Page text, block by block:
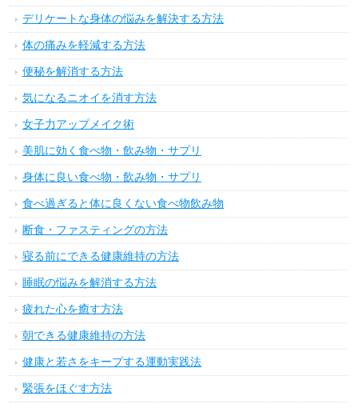
デリケートな身体の悩みを解決する方法
体の痛みを軽減する方法
便秘を解消する方法
気になるニオイを消す方法
女子力アップメイク術
美肌に効く食べ物・飲み物・サプリ
身体に良い食べ物・飲み物・サプリ
食べ過ぎると体に良くない食べ物飲み物
断食・ファスティングの方法
寝る前にできる健康維持の方法
睡眠の悩みを解消する方法
疲れた心を癒す方法
朝できる健康維持の方法
健康と若さをキープする運動実践法
緊張をほぐす方法